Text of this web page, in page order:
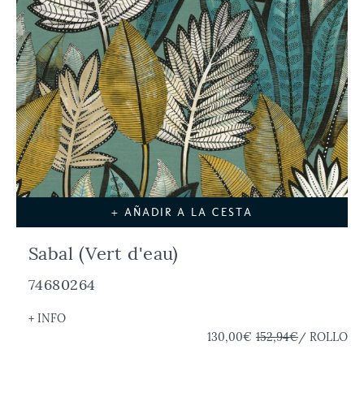
+ AÑADIR A LA CESTA
Sabal (Vert d'eau)
74680264
+ INFO
130,00€ 152,94€/ ROLLO